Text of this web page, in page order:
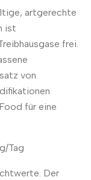
artgerechte
ist
frei.
von
für eine
Tag
Der